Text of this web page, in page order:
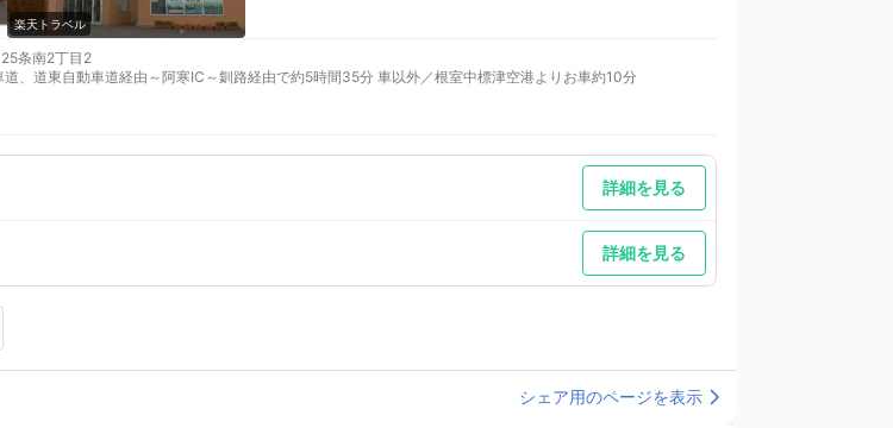
楽天トラベル
条南2丁目2
、道東自動車道経由～阿寒IC～釧路経由で約5時間35分 車以外／根室中標津空港よりお車約10分
詳細を見る
詳細を見る
シェア用のページを表示